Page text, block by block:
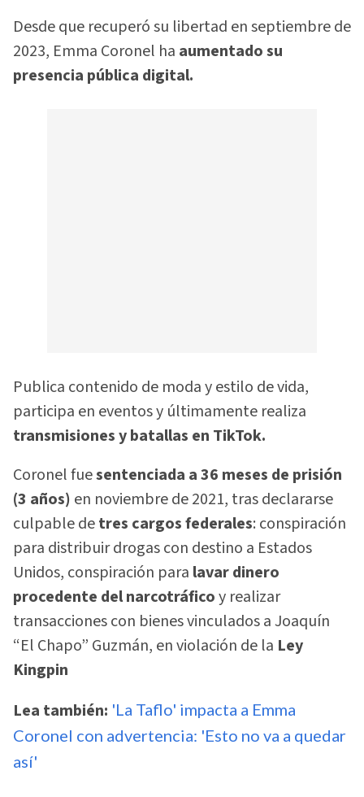
Desde que recuperó su libertad en septiembre de
2023, Emma Coronel ha aumentado su
presencia pública digital.
Publica contenido de moda y estilo de vida,
participa en eventos y últimamente realiza
transmisiones y batallas en TikTok.
Coronel fuesentenciada a 36 meses de prisión
(3 años) en noviembre de 2021, tras declararse
culpable detres cargos federales: conspiración
para distribuir drogas con destino a Estados
Unidos, conspiración para lavar dinero
procedente del narcotráficoy realizar
transacciones con bienes vinculados a Joaquín
“El Chapo” Guzmán, en violación de la Ley
Kingpin
Lea también: 'La Taflo' impacta a Emma
Coronel con advertencia: 'Esto no va a quedar
así'